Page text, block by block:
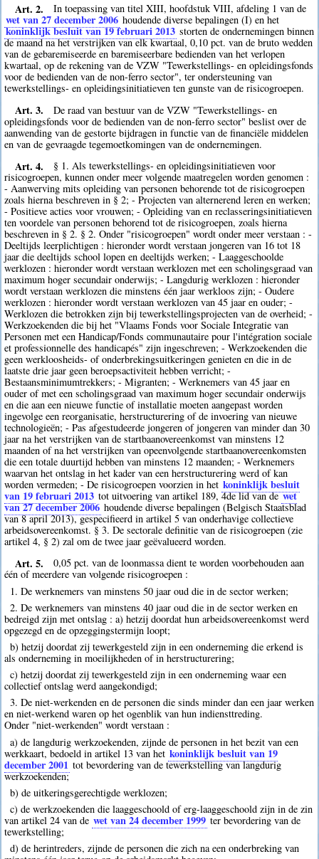
Art. 2. In toepassing van titel XIII, hoofdstuk VIII, afdeling 1 van de
wet van 27 december 2006 houdende diverse bepalingen (I) en het
koninklijk besluit van 19 februari 2013 storten de ondernemingen binnen
de maand na het verstrijken van elk kwartaal, 0,10 pct. van de bruto wedden
van de gebaremiseerde en baremiseerbare bedienden van het verlopen
kwartaal, op de rekening van de VZW "Tewerkstellings- en opleidingsfonds
voor de bedienden van de non-ferro sector", ter ondersteuning van
tewerkstellings- en opleidingsinitiatieven ten gunste van de risicogroepen.
Art. 3.
De raad van bestuur van de VZW "Tewerkstellings- en
opleidingsfonds voor de bedienden van de non-ferro sector" beslist over de
aanwending van de gestorte bijdragen in functie van de financiële middelen
en van de gevraagde tegemoetkomingen van de ondernemingen.
Art. 4.
§ 1. Als tewerkstellings- en opleidingsinitiatieven voor
risicogroepen, kunnen onder meer volgende maatregelen worden genomen :
- Aanwerving mits opleiding van personen behorende tot de risicogroepen
zoals hierna beschreven in § 2; - Projecten van alternerend leren en werken;
- Positieve acties voor vrouwen; - Opleiding van en reclasseringsinitiatieven
ten voordele van personen behorend tot de risicogroepen, zoals hierna
beschreven in § 2. § 2. Onder "risicogroepen" wordt onder meer verstaan : -
Deeltijds leerplichtigen : hieronder wordt verstaan jongeren van 16 tot 18
jaar die deeltijds school lopen en deeltijds werken; - Laaggeschoolde
werklozen : hieronder wordt verstaan werklozen met een scholingsgraad van
maximum hoger secundair onderwijs; - Langdurig werklozen : hieronder
wordt verstaan werklozen die minstens één jaar werkloos zijn; - Oudere
werklozen : hieronder wordt verstaan werklozen van 45 jaar en ouder; -
Werklozen die betrokken zijn bij tewerkstellingsprojecten van de overheid; -
Werkzoekenden die bij het "Vlaams Fonds voor Sociale Integratie van
Personen met een Handicap/Fonds communautaire pour l'intégration sociale
et professionnelle des handicapés" zijn ingeschreven; - Werkzoekenden die
geen werkloosheids- of onderbrekingsuitkeringen genieten en die in de
laatste drie jaar geen beroepsactiviteit hebben verricht; -
Bestaansminimumtrekkers; - Migranten; - Werknemers van 45 jaar en
ouder of met een scholingsgraad van maximum hoger secundair onderwijs
en die aan een nieuwe functie of installatie moeten aangepast worden
ingevolge een reorganisatie, herstructurering of de invoering van nieuwe
technologieën; - Pas afgestudeerde jongeren of jongeren van minder dan 30
jaar na het verstrijken van de startbaanovereenkomst van minstens 12
maanden of na het verstrijken van opeenvolgende startbaanovereenkomsten
die een totale duurtijd hebben van minstens 12 maanden; - Werknemers
waarvan het ontslag in het kader van een herstructurering werd of kan
worden vermeden; - De risicogroepen voorzien in het koninklijk besluit
van 19 februari 2013 tot uitvoering van artikel 189, 4de lid van dewet
van 27 december 2006 houdende diverse bepalingen (Belgisch Staatsblad
van 8 april 2013), gespecifieerd in artikel 5 van onderhavige collectieve
arbeidsovereenkomst. § 3. De sectorale definitie van de risicogroepen (zie
artikel 4, § 2) zal om de twee jaar geëvalueerd worden.
Art. 5.
0,05 pct. van de loonmassa dient te worden voorbehouden aan
één of meerdere van volgende risicogroepen :
1. De werknemers van minstens 50 jaar oud die in de sector werken;
2. De werknemers van minstens 40 jaar oud die in de sector werken en
bedreigd zijn met ontslag : a) hetzij doordat hun arbeidsovereenkomst werd
opgezegd en de opzeggingstermijn loopt;
b) hetzij doordat zij tewerkgesteld zijn in een onderneming die erkend is
als onderneming in moeilijkheden of in herstructurering;
c) hetzij doordat zij tewerkgesteld zijn in een onderneming waar een
collectief ontslag werd aangekondigd;
3. De niet-werkenden en de personen die sinds minder dan een jaar werken
en niet-werkend waren op het ogenblik van hun indiensttreding.
Onder "niet-werkenden" wordt verstaan :
a) de langdurig werkzoekenden, zijnde de personen in het bezit van een
werkkaart, bedoeld in artikel 13 van het koninklijk besluit van 19
december 2001 tot bevordering van de tewerkstelling van langdurig
werkzoekenden;
b) de uitkeringsgerechtigde werklozen;
c) de werkzoekenden die laaggeschoold of erg-laaggeschoold zijn in de zin
van artikel 24 van de wet van 24 december 1999 ter bevordering van de
tewerkstelling;
d) de herintreders, zijnde de personen die zich na een onderbreking van